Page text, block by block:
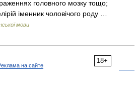
головного мозку тощо;
іменник чоловічого роду …
мови
18+
на сайте